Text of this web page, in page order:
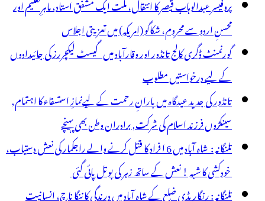
پروفیسر عبدالوہاب قیصر کا انتقال، ملت ایک مشفق استاد، ماہرِتعلیم اور
محسنِ اردو سے محروم، شکاگو (امریکہ) میں تعزیتی اجلاس
گورنمنٹ ڈگری کالج تانڈور اور وقارآباد میں گیسٹ لیکچررز کی جائیدادوں
کے لیے درخواستیں مطلوب
تانڈور کی جدید عیدگاہ میں بارانِ رحمت کے لیےنمازِ استسقاء کا اہتمام,
سینکڑوں فرزند اسلام کی شرکت, برادران وطن بھی پہنچے
تلنگانہ : شاہ آباد میں 6 ا فراد کا قتل کرنے والے راجکمار کی نعش دستیاب،
خودکشی کا شبہ ! نعش کے ساتھ زہر کی بوتل پائی گئی
تلنگانہ : رنگاریڈی ضلع کے شاہ آباد میں درندگی کا ننگا ناچ، انسانیت